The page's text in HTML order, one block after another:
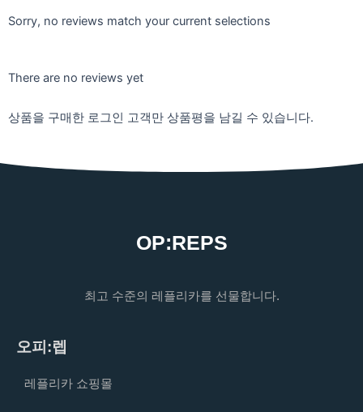
Sorry, no reviews match your current selections
There are no reviews yet
상품을 구매한 로그인 고객만 상품평을 남길 수 있습니다.
OP:REPS
최고 수준의 레플리카를 선물합니다.
오피:렙
레플리카 쇼핑몰